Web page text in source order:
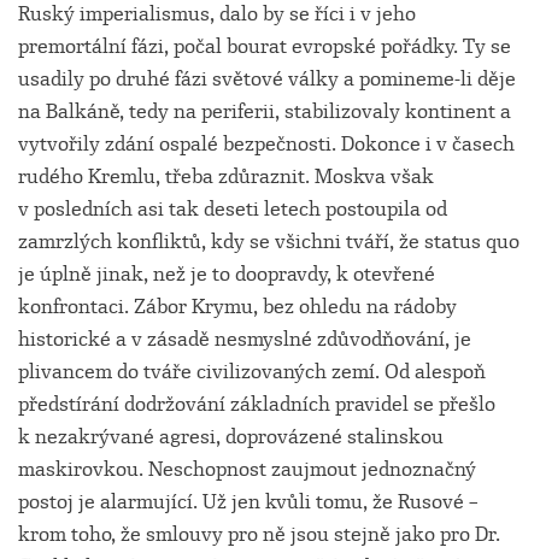
Ruský imperialismus, dalo by se říci i v jeho
premortální fázi, počal bourat evropské pořádky. Ty se
usadily po druhé fázi světové války a pomineme-li děje
na Balkáně, tedy na periferii, stabilizovaly kontinent a
vytvořily zdání ospalé bezpečnosti. Dokonce i v časech
rudého Kremlu, třeba zdůraznit. Moskva však
v posledních asi tak deseti letech postoupila od
zamrzlých konfliktů, kdy se všichni tváří, že status quo
je úplně jinak, než je to doopravdy, k otevřené
konfrontaci. Zábor Krymu, bez ohledu na rádoby
historické a v zásadě nesmyslné zdůvodňování, je
plivancem do tváře civilizovaných zemí. Od alespoň
předstírání dodržování základních pravidel se přešlo
k nezakrývané agresi, doprovázené stalinskou
maskirovkou. Neschopnost zaujmout jednoznačný
postoj je alarmující. Už jen kvůli tomu, že Rusové –
krom toho, že smlouvy pro ně jsou stejně jako pro Dr.